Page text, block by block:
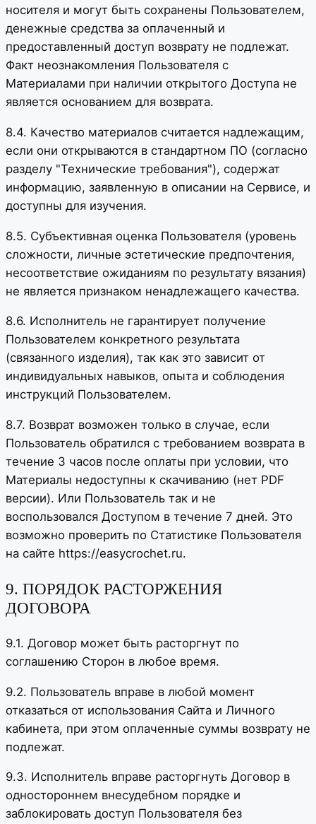
носителя и могут быть сохранены Пользователем,
денежные средства за оплаченный и
предоставленный доступ возврату не подлежат.
Факт неознакомления Пользователя с
Материалами при наличии открытого Доступа не
является основанием для возврата.
8.4. Качество материалов считается надлежащим,
если они открываются в стандартном ПО (согласно
разделу "Технические требования"), содержат
информацию, заявленную в описании на Сервисе, и
доступны для изучения.
8.5. Субъективная оценка Пользователя (уровень
сложности, личные эстетические предпочтения,
несоответствие ожиданиям по результату вязания)
не является признаком ненадлежащего качества.
8.6. Исполнитель не гарантирует получение
Пользователем конкретного результата
(связанного изделия), так как это зависит от
индивидуальных навыков, опыта и соблюдения
инструкций Пользователем.
8.7. Возврат возможен только в случае, если
Пользователь обратился с требованием возврата в
течение 3 часов после оплаты при условии, что
Материалы недоступны к скачиванию (нет PDF
версии). Или Пользователь так и не
воспользовался Доступом в течение 7 дней. Это
возможно проверить по Статистике Пользователя
на сайте https://easycrochet.ru.
9. ПОРЯДОК РАСТОРЖЕНИЯ
ДОГОВОРА
9.1. Договор может быть расторгнут по
соглашению Сторон в любое время.
9.2. Пользователь вправе в любой момент
отказаться от использования Сайта и Личного
кабинета, при этом оплаченные суммы возврату не
подлежат.
9.3. Исполнитель вправе расторгнуть Договор в
одностороннем внесудебном порядке и
заблокировать доступ Пользователя без